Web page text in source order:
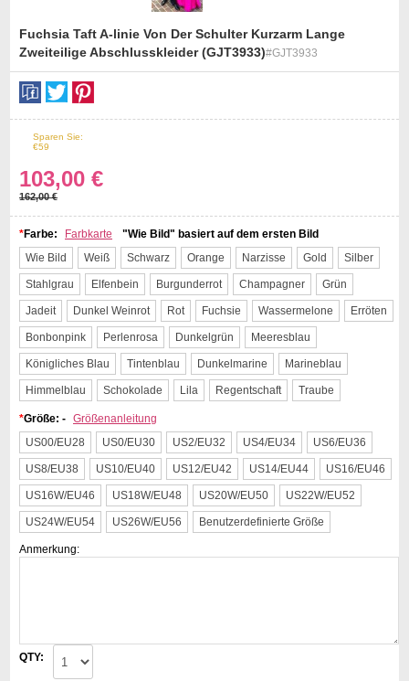
Fuchsia Taft A-linie Von Der Schulter Kurzarm Lange
Zweiteilige Abschlusskleider (GJT3933)#GJT3933
103,00 €
162,00 €
Sparen Sie:
€59
*Farbe: Farbkarte
"Wie Bild" basiert auf dem ersten Bild
Wie Bild
Weiß Schwarz Orange Narzisse Gold Silber
Stahlgrau Elfenbein Burgunderrot Champagner Grün
Jadeit Dunkel Weinrot Rot Fuchsie Wassermelone Erröten
Bonbonpink Perlenrosa Dunkelgrün Meeresblau
Königliches Blau Tintenblau Dunkelmarine Marineblau
Himmelblau Schokolade Lila Regentschaft Traube
*Größe: - Größenanleitung
US00/EU28
US0/EU30 US2/EU32 US4/EU34 US6/EU36
US8/EU38 US10/EU40 US12/EU42 US14/EU44 US16/EU46
US16W/EU46 US18W/EU48 US20W/EU50 US22W/EU52
US24W/EU54 US26W/EU56 Benutzerdefinierte Größe
Anmerkung:
QTY: